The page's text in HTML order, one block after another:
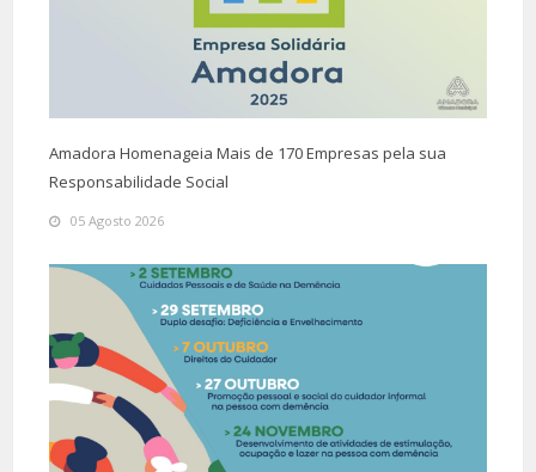
Amadora Homenageia Mais de 170 Empresas pela sua
Responsabilidade Social
05 Agosto 2026